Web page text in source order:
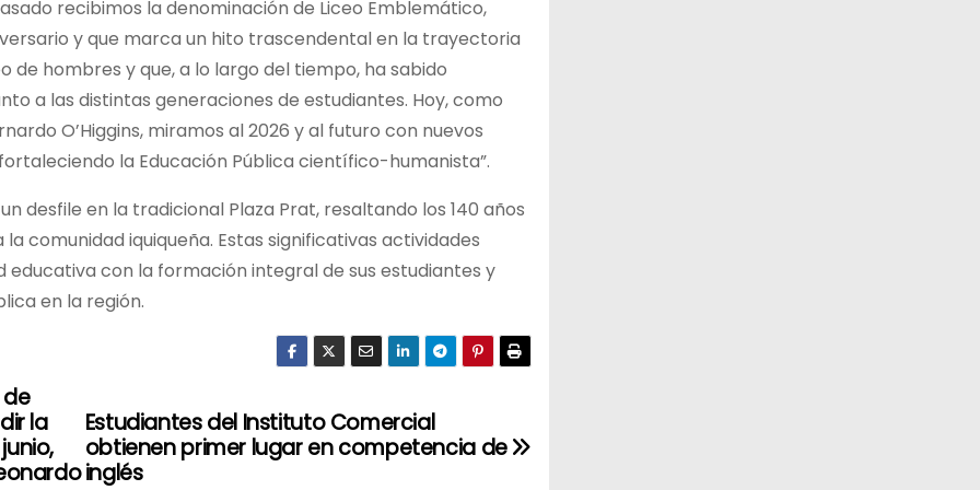
recibimos la denominación de Liceo Emblemático,
y que marca un hito trascendental en la trayectoria
de hombres y que, a lo largo del tiempo, ha sabido
a las distintas generaciones de estudiantes. Hoy, como
O’Higgins, miramos al 2026 y al futuro con nuevos
la Educación Pública científico-humanista”.
desfile en la tradicional Plaza Prat, resaltando los 140 años
comunidad iquiqueña. Estas significativas actividades
con la formación integral de sus estudiantes y
en la región.
Estudiantes del Instituto Comercial
obtienen primer lugar en competencia de
inglés
la